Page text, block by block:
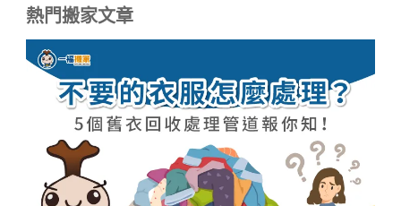
熱門搬家文章